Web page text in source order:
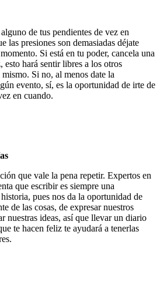
de tus pendientes de vez en
las presiones son demasiadas déjate
Si está en tu poder, cancela una
hará sentir libres a los otros
Si no, al menos date la
evento, sí, es la oportunidad de irte de
en cuando.
que vale la pena repetir. Expertos en
que escribir es siempre una
pues nos da la oportunidad de
de las cosas, de expresar nuestros
nuestras ideas, así que llevar un diario
te hacen feliz te ayudará a tenerlas